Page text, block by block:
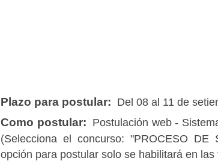
Plazo para postular: Del 08 al 11 de
Como postular: Postulación web -
(Selecciona el concurso: "PROCESO DE
opción para postular solo se habilitará en